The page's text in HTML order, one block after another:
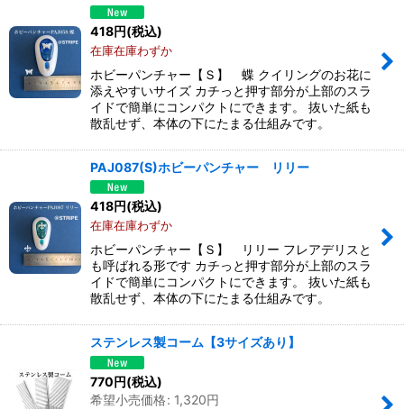
418円(税込)
在庫在庫わずか
ホビーパンチャー【Ｓ】 蝶 クイリングのお花に
添えやすいサイズ カチっと押す部分が上部のスラ
イドで簡単にコンパクトにできます。 抜いた紙も
散乱せず、本体の下にたまる仕組みです。
PAJ087(S)ホビーパンチャー リリー
418円(税込)
在庫在庫わずか
ホビーパンチャー【Ｓ】 リリー フレアデリスと
も呼ばれる形です カチっと押す部分が上部のスラ
イドで簡単にコンパクトにできます。 抜いた紙も
散乱せず、本体の下にたまる仕組みです。
ステンレス製コーム【3サイズあり】
770円(税込)
希望小売価格: 1,320円